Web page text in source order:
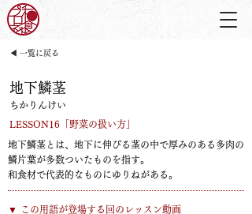
◀ 一覧に戻る
地下鱗茎
ちかりんけい
LESSON16「野菜の扱い方」
地下鱗茎とは、地下に伸びる茎の中で厚みのある多肉の
鱗片葉が多数ついたものを指す。
和食材で代表的なものにゆりねがある。
​▼ この用語が登場する回のレッスン動画